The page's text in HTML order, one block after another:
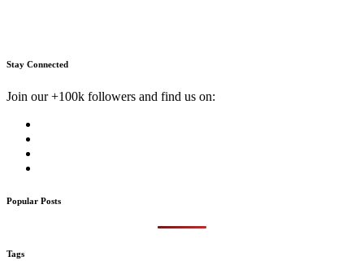
Stay Connected
Join our +100k followers and find us on:
Popular Posts
Tags